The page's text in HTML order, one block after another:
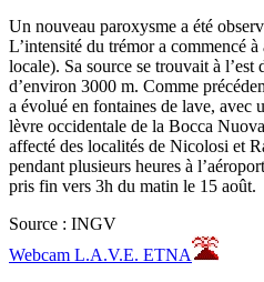
Un nouveau paroxysme a été
L’intensité du trémor a commencé
locale). Sa source se trouvait à
d’environ 3000 m. Comme
a évolué en fontaines de lave, avec
lèvre occidentale de la Bocca
affecté des localités de Nicolosi et
pendant plusieurs heures à
pris fin vers 3h du matin le 15 août.
Source : INGV
Webcam L.A.V.E. ETNA